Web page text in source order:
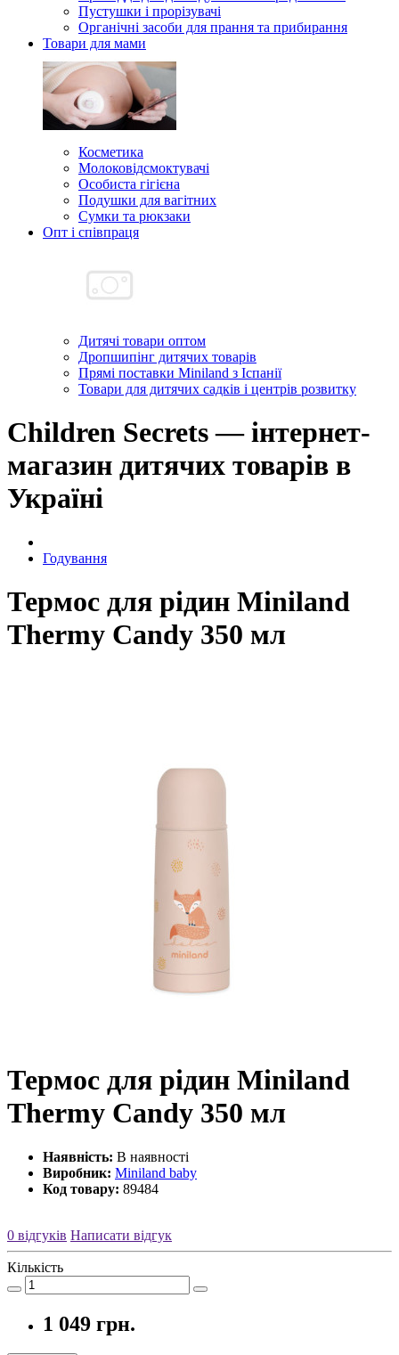
Пустушки і прорізувачі
Органічні засоби для прання та прибирання
Товари для мами
Косметика
Молоковідсмоктувачі
Особиста гігієна
Подушки для вагітних
Сумки та рюкзаки
Опт і співпраця
Дитячі товари оптом
Дропшипінг дитячих товарів
Прямі поставки Miniland з Іспанії
Товари для дитячих садків і центрів розвитку
Children Secrets — інтернет-
магазин дитячих товарів в
Україні
Годування
Термос для рідин Miniland
Thermy Candy 350 мл
Термос для рідин Miniland
Thermy Candy 350 мл
Наявність: В наявності
Виробник: Miniland baby
Код товару: 89484
0 відгуків Написати відгук
Кількість
1 049 грн.